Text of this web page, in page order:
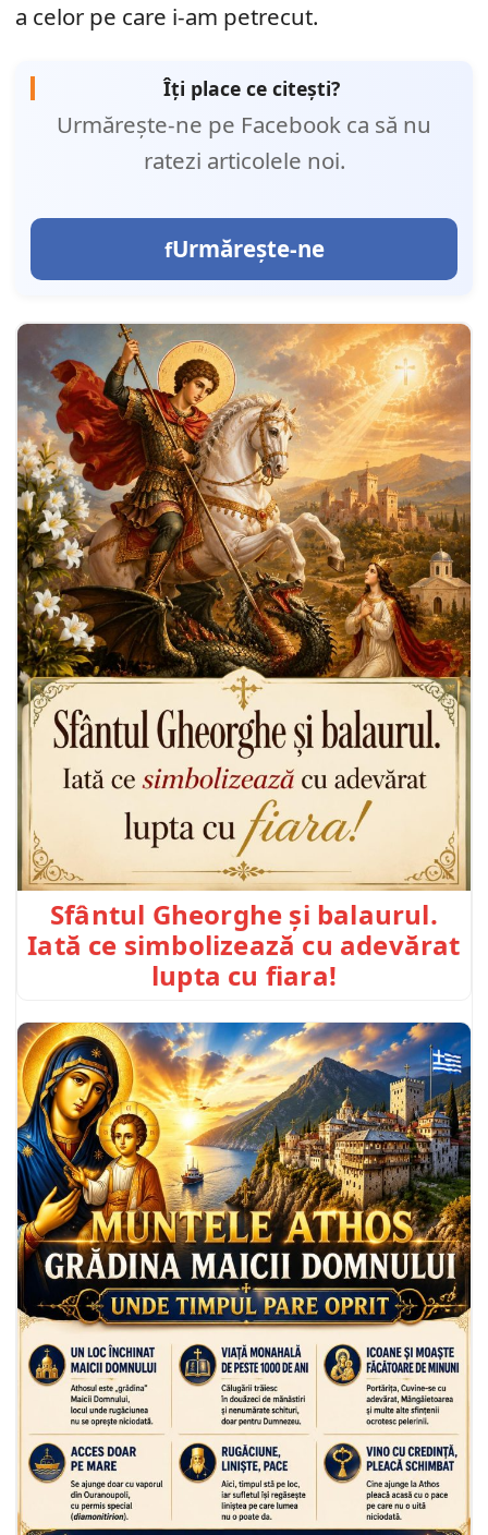
a celor pe care i-am petrecut.
Îți place ce citești?
Urmărește-ne pe Facebook ca să nu
ratezi articolele noi.
Urmărește-ne
Sfântul Gheorghe și balaurul.
Iată ce simbolizează cu adevărat
lupta cu fiara!